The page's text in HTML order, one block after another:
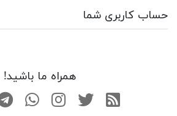
حساب کاربری شما
همراه ما باشید!
RSS توییتر